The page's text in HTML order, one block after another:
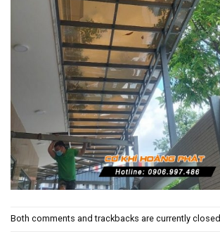
Both comments and trackbacks are currently closed.